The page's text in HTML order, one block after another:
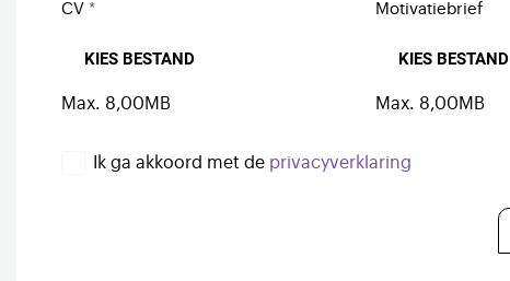
CV
KIES BESTAND
Max. 8,00MB
Motivatiebrief
KIES BESTAND
Max. 8,00MB
Ik ga akkoord met de privacyverklaring